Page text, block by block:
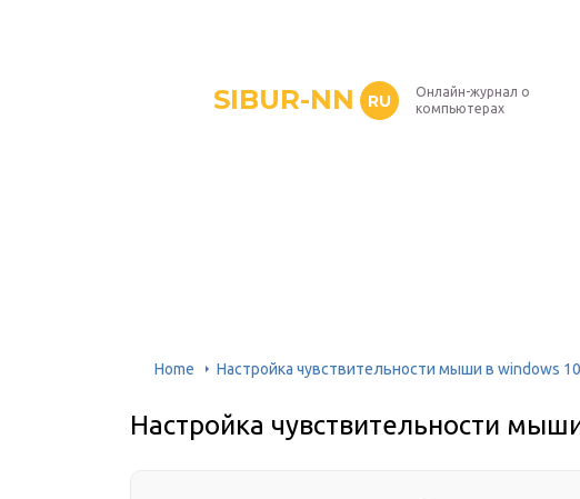
SIBUR-NN RU
Онлайн-журнал о
компьютерах
Home Настройка чувствительности мыши в windows 10
Настройка чувствительности